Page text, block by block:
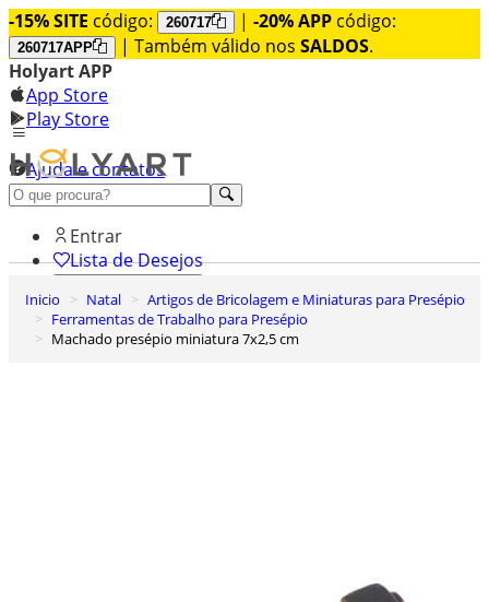
-15% SITE código: 260717 | -20% APP código:
260717APP | Também válido nos SALDOS.
Holyart APP
App Store
Play Store
Ajuda e contatos
Conheça premium
Entrar
Lista de Desejos
Carrinho de Compras
Inicio Natal
Artigos de Bricolagem e Miniaturas para Presépio
Ferramentas de Trabalho para Presépio
Machado presépio miniatura 7x2,5 cm